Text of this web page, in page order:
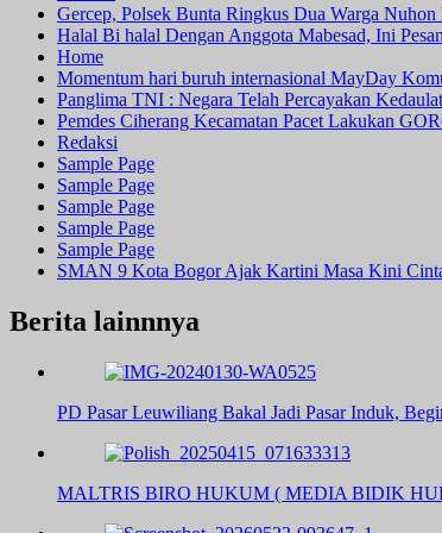
Gercep, Polsek Bunta Ringkus Dua Warga Nuhon
Halal Bi halal Dengan Anggota Mabesad, Ini
Home
Momentum hari buruh internasional MayDay
Panglima TNI : Negara Telah Percayakan
Pemdes Ciherang Kecamatan Pacet Lakukan
Redaksi
Sample Page
Sample Page
Sample Page
Sample Page
Sample Page
SMAN 9 Kota Bogor Ajak Kartini Masa Kini
Berita lainnnya
PD Pasar Leuwiliang Bakal Jadi Pasar Induk,
MALTRIS BIRO HUKUM ( MEDIA BIDIK